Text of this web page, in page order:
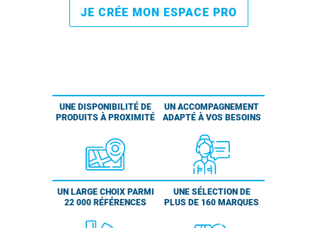
JE CRÉE MON ESPACE PRO
UNE DISPONIBILITÉ DE
PRODUITS À PROXIMITÉ
UN ACCOMPAGNEMENT
ADAPTÉ À VOS BESOINS
UN LARGE CHOIX PARMI
22 000 RÉFÉRENCES
UNE SÉLECTION DE
PLUS DE 160 MARQUES